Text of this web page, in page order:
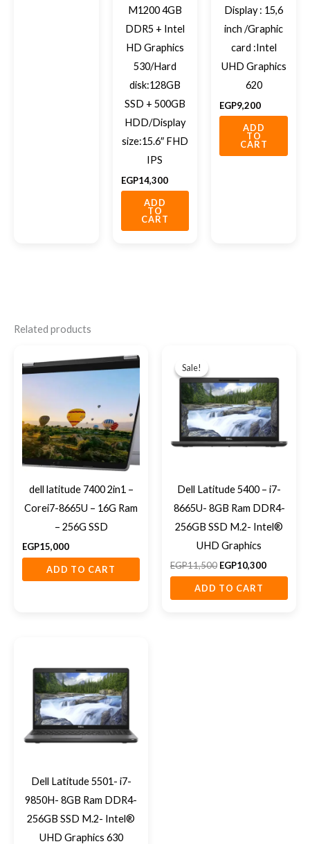
M1200 4GB
DDR5 + Intel
HD Graphics
530/Hard
disk:128GB
SSD + 500GB
HDD/Display
size:15.6″ FHD
IPS
EGP14,300
ADD
TO
CART
Display : 15,6
inch /Graphic
card :Intel
UHD Graphics
620
EGP9,200
ADD
TO
CART
Related products
dell latitude 7400 2in1 –
Corei7-8665U – 16G Ram
– 256G SSD
EGP15,000
ADD TO CART
Sale!
Sale!
Dell Latitude 5400 – i7-
8665U- 8GB Ram DDR4-
256GB SSD M.2- Intel®
UHD Graphics
EGP11,500
EGP11,500.
EGP10,300
ADD TO CART
Dell Latitude 5501- i7-
9850H- 8GB Ram DDR4-
256GB SSD M.2- Intel®
UHD Graphics 630